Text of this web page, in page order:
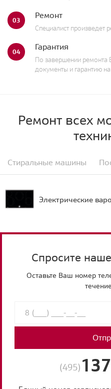
03 Ремонт
Специалист произведет
04 Гарантия
По завершении ремонта
документы и гарантию
Ремонт всех
Стиральные машины
Электрические
Спросите
Оставьте Ваш номер
(495)